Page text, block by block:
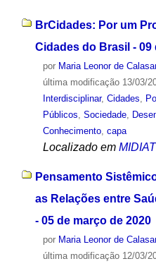
BrCidades: Por um
Cidades do Brasil - 09
por Maria Leonor de
última modificação13/03/
Interdisciplinar, Cidades
Públicos Sociedade,
Conhecimento, capa
Localizado em
Pensamento
as Relações entre
- 05 de março de 2020
por Maria Leonor de
última modificação12/03/